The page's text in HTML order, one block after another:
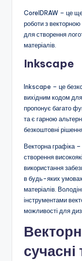
CorelDRAW – це
роботи з
для створення
матеріалів.
Inkscape
Inkscape – це
вихідним кодом
пропонує багато
та є гарною
безкоштовні
Векторна графіка
створення
використання
в будь-яких
матеріалів.
інструментами
можливості для
сучасні